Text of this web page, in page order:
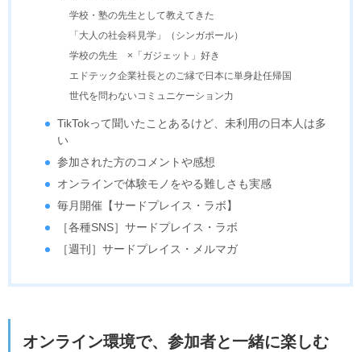
学校・塾の先生として教えてきた
「大人の社会科見学」（シンガポール）
学校の先生 ×「ガジェット」好き
エドテック企業社長とのご縁で日本に単身赴任帰国
世代を問わないコミュニケーション力
TikTokって聞いたことあるけど、未利用の日本人は多
い
参加された方のコメントや感想
オンラインで体験モノをやる難しさも実感
毎月開催【サードプレイス・ラボ】
［各種SNS］サードプレイス・ラボ
［週刊］サードプレイス・メルマガ
オンライン環境で、参加者と一緒に楽しむ